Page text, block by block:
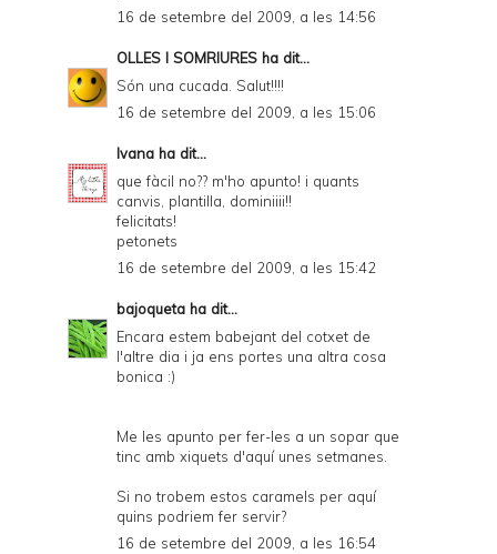
16 de setembre del 2009, a les 14:56
OLLES I SOMRIURES ha dit...
Són una cucada. Salut!!!!
16 de setembre del 2009, a les 15:06
Ivana ha dit...
que fàcil no?? m'ho apunto! i quants
canvis, plantilla, dominiiii!!
felicitats!
petonets
16 de setembre del 2009, a les 15:42
bajoqueta ha dit...
Encara estem babejant del cotxet de
l'altre dia i ja ens portes una altra cosa
bonica :)
Me les apunto per fer-les a un sopar que
tinc amb xiquets d'aquí unes setmanes.
Si no trobem estos caramels per aquí
quins podriem fer servir?
16 de setembre del 2009, a les 16:54